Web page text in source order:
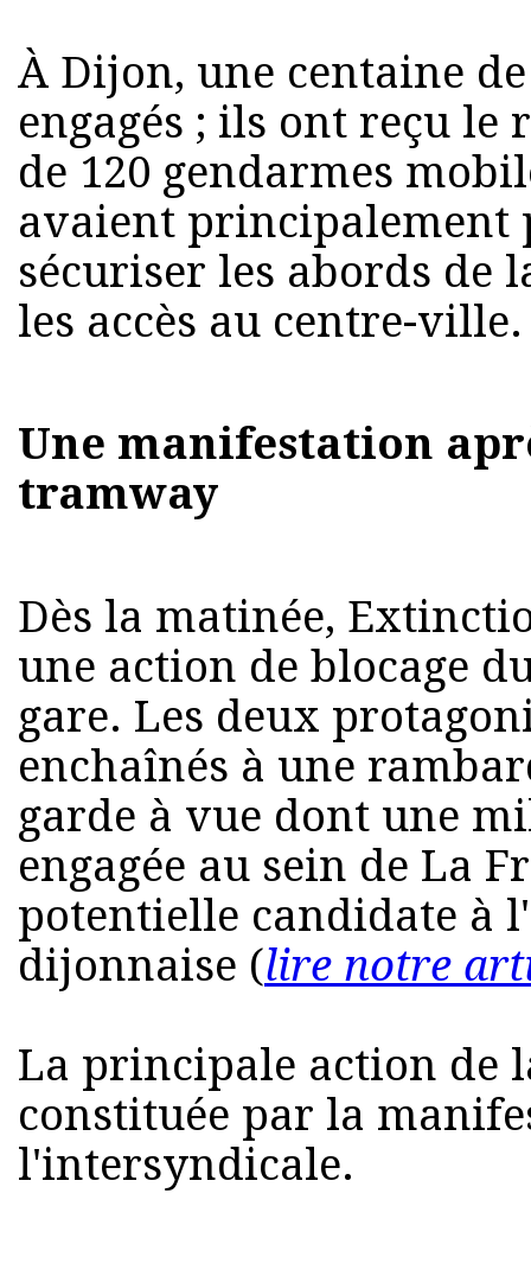
À Dijon, une centaine
engagés ; ils ont reçu
de 120 gendarmes
avaient principalement
sécuriser les abords de
les accès au centre-ville.
Une manifestation
tramway
Dès la matinée,
une action de blocage
gare. Les deux
enchaînés à une
garde à vue dont une
engagée au sein de La
potentielle candidate à
dijonnaise (lire notre
La principale action de
constituée par la
l'intersyndicale.